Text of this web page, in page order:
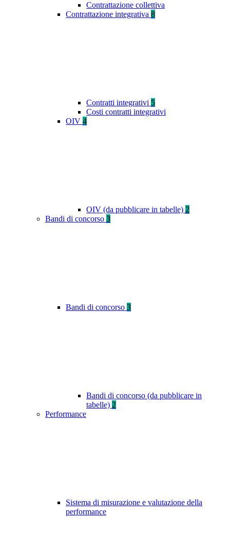
Contrattazione collettiva
Contrattazione integrativa 8
Contratti integrativi 5
Costi contratti integrativi
OIV 4
OIV (da pubblicare in tabelle) 2
Bandi di concorso 3
Bandi di concorso 3
Bandi di concorso (da pubblicare in
tabelle) 2
Performance
Sistema di misurazione e valutazione della
performance